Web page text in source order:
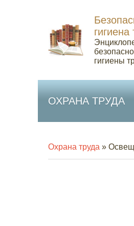
гигиена
гигиены
ОХРАНА ТРУДА
Охрана труда »